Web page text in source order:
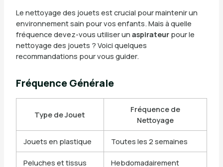
Le nettoyage des jouets est crucial pour maintenir un
environnement sain pour vos enfants. Mais à quelle
fréquence devez-vous utiliser un aspirateurpour le
nettoyage des jouets ? Voici quelques
recommandations pour vous guider.
Fréquence Générale
Type de Jouet
Fréquence de
Nettoyage
Jouets en plastique Toutes les 2 semaines
Peluches et tissus Hebdomadairement